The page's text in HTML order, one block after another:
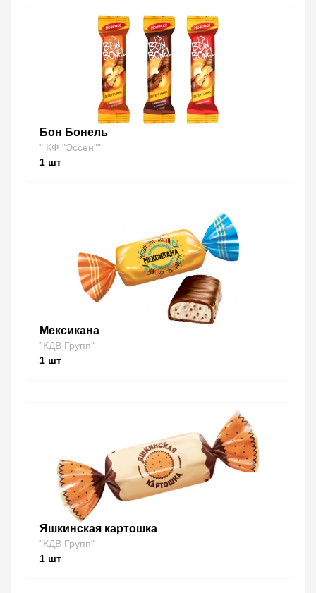
Бон Бонель
" КФ "Эссен""
1 шт
Мексикана
"КДВ Групп"
1 шт
Яшкинская картошка
"КДВ Групп"
1 шт